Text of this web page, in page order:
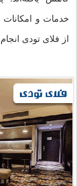
خدمات و امکانات
از فلای تودی